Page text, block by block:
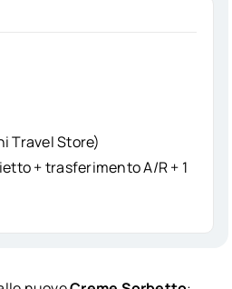
Travel Store)
+ trasferimento A/R + 1